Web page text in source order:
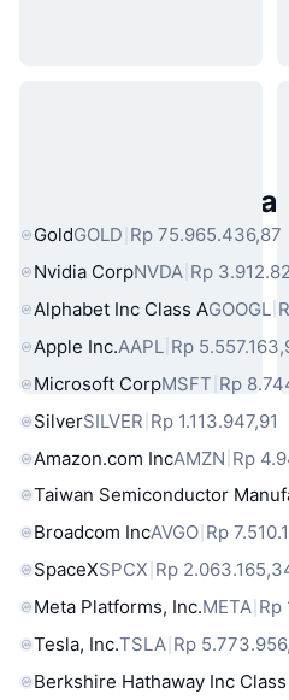
Aset Dunia Nyata
GoldGOLD Rp 75.965.436,87
Nvidia CorpNVDA Rp
Alphabet Inc Class AGOOGL
Apple Inc.AAPL Rp
Microsoft CorpMSFT Rp
SilverSILVER Rp 1.113.947,91
Amazon.com IncAMZN Rp
Taiwan Semiconductor
Broadcom IncAVGO Rp
SpaceXSPCX Rp
Meta Platforms, Inc.META Rp
Tesla, Inc.TSLA Rp
Berkshire Hathaway Inc Class